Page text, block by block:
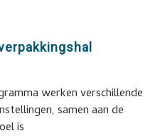
werken verschillende
samen aan de
is